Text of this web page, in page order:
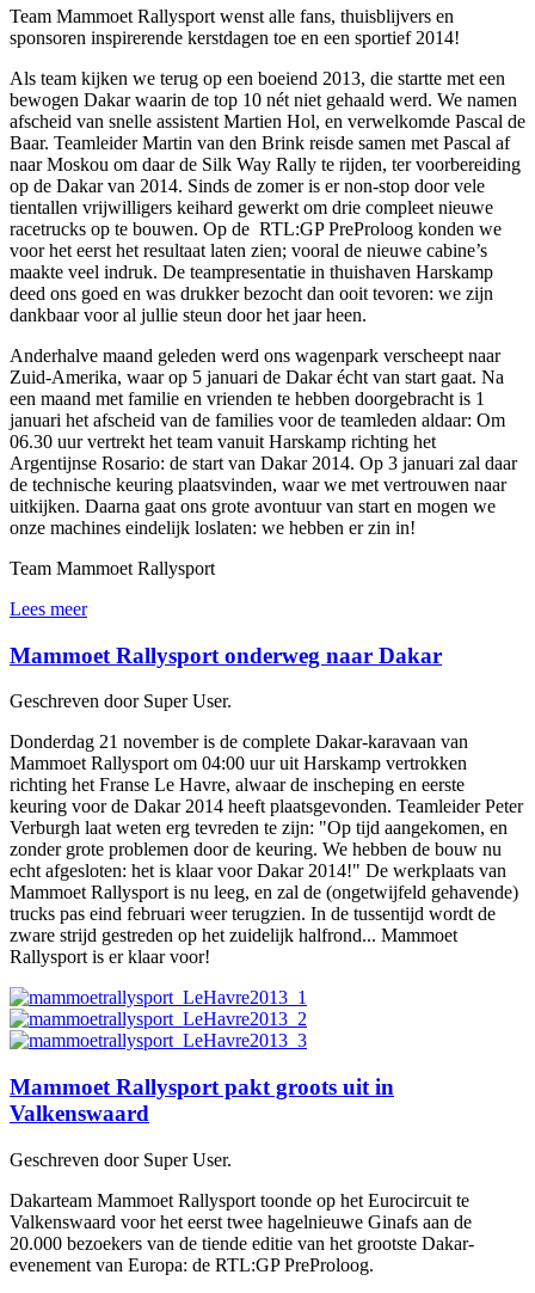
Team Mammoet Rallysport wenst alle fans, thuisblijvers en
sponsoren inspirerende kerstdagen toe en een sportief 2014!
Als team kijken we terug op een boeiend 2013, die startte met een
bewogen Dakar waarin de top 10 nét niet gehaald werd. We namen
afscheid van snelle assistent Martien Hol, en verwelkomde Pascal de
Baar. Teamleider Martin van den Brink reisde samen met Pascal af
naar Moskou om daar de Silk Way Rally te rijden, ter voorbereiding
op de Dakar van 2014. Sinds de zomer is er non-stop door vele
tientallen vrijwilligers keihard gewerkt om drie compleet nieuwe
racetrucks op te bouwen. Op de RTL:GP PreProloog konden we
voor het eerst het resultaat laten zien; vooral de nieuwe cabine’s
maakte veel indruk. De teampresentatie in thuishaven Harskamp
deed ons goed en was drukker bezocht dan ooit tevoren: we zijn
dankbaar voor al jullie steun door het jaar heen.
Anderhalve maand geleden werd ons wagenpark verscheept naar
Zuid-Amerika, waar op 5 januari de Dakar écht van start gaat. Na
een maand met familie en vrienden te hebben doorgebracht is 1
januari het afscheid van de families voor de teamleden aldaar: Om
06.30 uur vertrekt het team vanuit Harskamp richting het
Argentijnse Rosario: de start van Dakar 2014. Op 3 januari zal daar
de technische keuring plaatsvinden, waar we met vertrouwen naar
uitkijken. Daarna gaat ons grote avontuur van start en mogen we
onze machines eindelijk loslaten: we hebben er zin in!
Team Mammoet Rallysport
Lees meer
Mammoet Rallysport onderweg naar Dakar
Geschreven door Super User.
Donderdag 21 november is de complete Dakar-karavaan van
Mammoet Rallysport om 04:00 uur uit Harskamp vertrokken
richting het Franse Le Havre, alwaar de inscheping en eerste
keuring voor de Dakar 2014 heeft plaatsgevonden. Teamleider Peter
Verburgh laat weten erg tevreden te zijn: "Op tijd aangekomen, en
zonder grote problemen door de keuring. We hebben de bouw nu
echt afgesloten: het is klaar voor Dakar 2014!" De werkplaats van
Mammoet Rallysport is nu leeg, en zal de (ongetwijfeld gehavende)
trucks pas eind februari weer terugzien. In de tussentijd wordt de
zware strijd gestreden op het zuidelijk halfrond... Mammoet
Rallysport is er klaar voor!
Mammoet Rallysport pakt groots uit in
Valkenswaard
Geschreven door Super User.
Dakarteam Mammoet Rallysport toonde op het Eurocircuit te
Valkenswaard voor het eerst twee hagelnieuwe Ginafs aan de
20.000 bezoekers van de tiende editie van het grootste Dakar-
evenement van Europa: de RTL:GP PreProloog.